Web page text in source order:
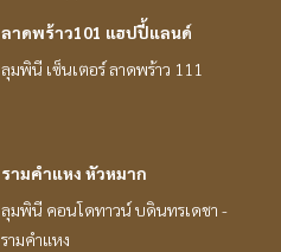
ลาดพร้าว101 แฮปปี้แลนด์
ลุมพินี เซ็นเตอร์ ลาดพร้าว 111
รามคำแหง หัวหมาก
ลุมพินี คอนโดทาวน์ บดินทรเดชา -
รามคำแหง